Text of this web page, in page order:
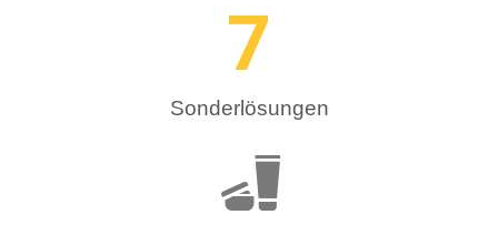
Sonderlösungen
7